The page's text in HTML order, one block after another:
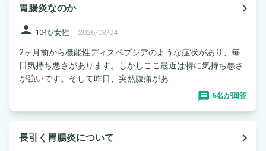
胃腸炎なのか
navigate_next
person 10代/女性 - 2026/03/04
2ヶ月前から機能性ディスペプシアのような症状があり、毎
日気持ち悪さがあります。しかしここ最近は特に気持ち悪さ
が強いです。そして昨日、突然腹痛があ...
6名が回答
長引く胃腸炎について
navigate_next